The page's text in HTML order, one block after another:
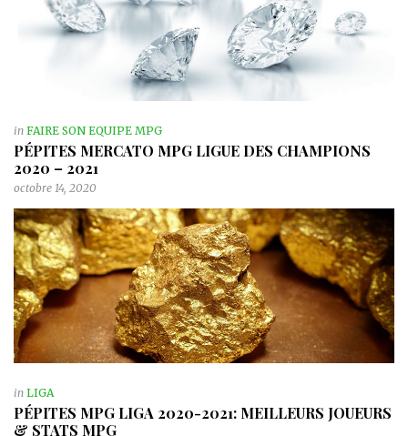
in FAIRE SON EQUIPE MPG
PÉPITES MERCATO MPG LIGUE DES CHAMPIONS
2020 – 2021
octobre 14, 2020
in LIGA
PÉPITES MPG LIGA 2020-2021: MEILLEURS JOUEURS
& STATS MPG